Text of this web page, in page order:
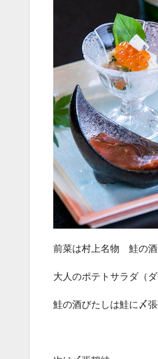
前菜は村上名物 鮭の酒
大人のポテトサラダ（
鮭の酒びたしは鮭に〆